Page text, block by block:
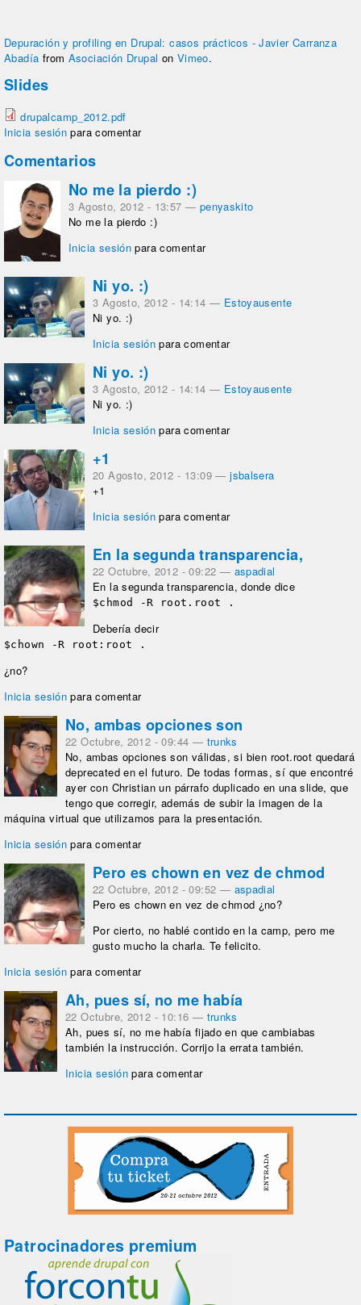
Depuración y profiling en Drupal: casos prácticos - Javier Carranza
Abadía from Asociación Drupal on Vimeo.
Slides
drupalcamp_2012.pdf
Inicia sesión para comentar
Comentarios
No me la pierdo :)
3 Agosto, 2012 - 13:57 — penyaskito
No me la pierdo :)
Inicia sesión para comentar
Ni yo. :)
3 Agosto, 2012 - 14:14 — Estoyausente
Ni yo. :)
Inicia sesión para comentar
Ni yo. :)
3 Agosto, 2012 - 14:14 — Estoyausente
Ni yo. :)
Inicia sesión para comentar
+1
20 Agosto, 2012 - 13:09—jsbalsera
+1
Inicia sesión para comentar
En la segunda transparencia,
22 Octubre, 2012 - 09:22 — aspadial
En la segunda transparencia, donde dice
$chmod -R root.root .
Debería decir
$chown -R root:root .
¿no?
Inicia sesión para comentar
No, ambas opciones son
22 Octubre, 2012 - 09:44 — trunks
No, ambas opciones son válidas, si bien root.root quedará
deprecated en el futuro. De todas formas, sí que encontré
ayer con Christian un párrafo duplicado en una slide, que
tengo que corregir, además de subir la imagen de la
máquina virtual que utilizamos para la presentación.
Inicia sesión para comentar
Pero es chown en vez de chmod
22 Octubre, 2012 - 09:52 — aspadial
Pero es chown en vez de chmod ¿no?
Por cierto, no hablé contido en la camp, pero me
gusto mucho la charla. Te felicito.
Inicia sesión para comentar
Ah, pues sí, no me había
22 Octubre, 2012 - 10:16 — trunks
Ah, pues sí, no me había fijado en que cambiabas
también la instrucción. Corrijo la errata también.
Inicia sesión para comentar
Patrocinadores premium